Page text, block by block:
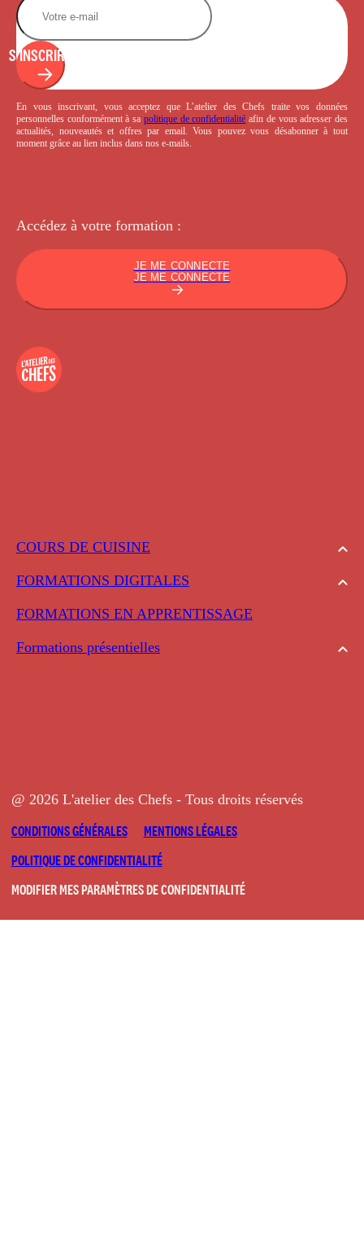
COURS DE CUISINE
FORMATIONS DIGITALES
FORMATIONS EN APPRENTISSAGE
Formations présentielles
S'INSCRIRE
En vous inscrivant, vous acceptez que L’atelier des Chefs traite vos données
personnelles conformément à sa politique de confidentialité afin de vous adresser des
actualités, nouveautés et offres par email. Vous pouvez vous désabonner à tout
moment grâce au lien inclus dans nos e-mails.
Accédez à votre formation :
JE ME CONNECTE
JE ME CONNECTE
@ 2026 L'atelier des Chefs - Tous droits réservés
CONDITIONS GÉNÉRALES
MENTIONS LÉGALES
POLITIQUE DE CONFIDENTIALITÉ
MODIFIER MES PARAMÈTRES DE CONFIDENTIALITÉ